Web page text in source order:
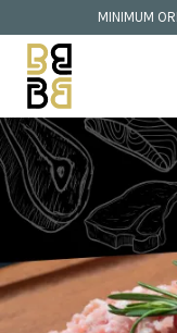
MINIMUM
Your